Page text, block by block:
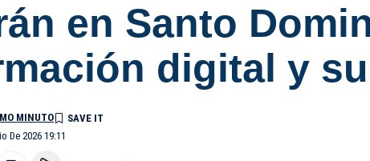
en Santo
digital y
De 2026 19:11
MINUTO